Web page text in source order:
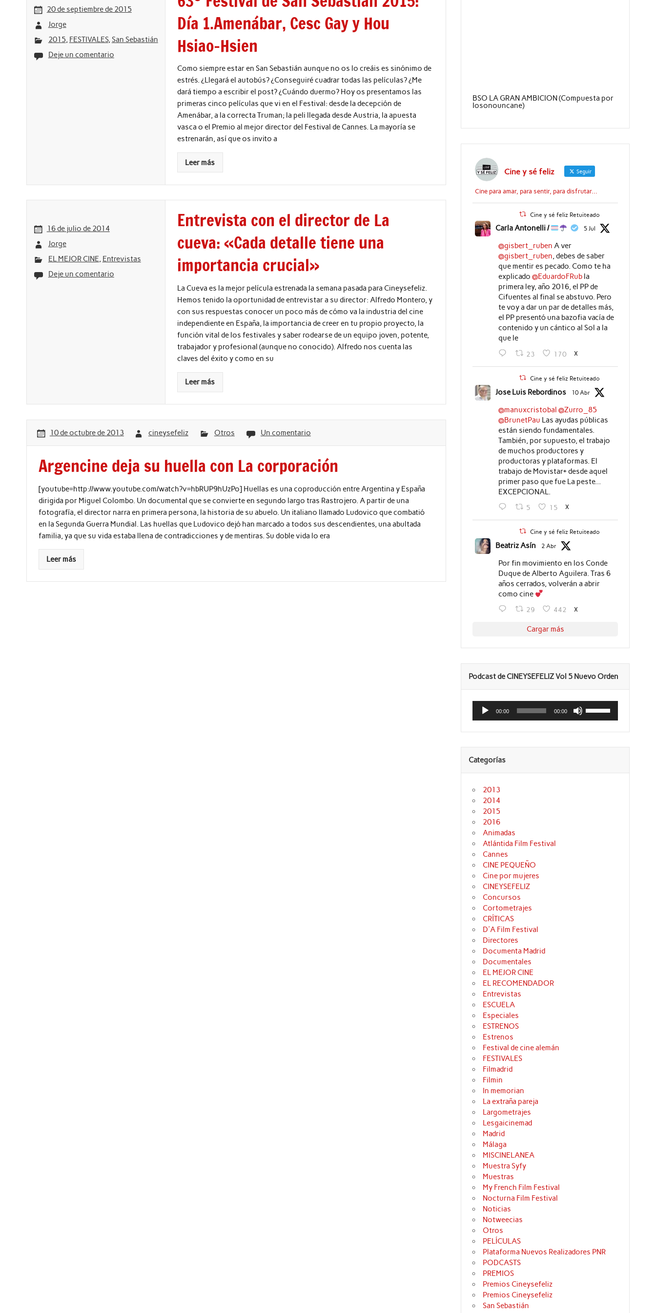
20 de septiembre de 2015
Jorge
2015, FESTIVALES, San Sebastián
Deje un comentario
Día 1.Amenábar, Cesc Gay y Hou
Hsiao-Hsien
Como siempre estar en San Sebastián aunque no os lo creáis es sinónimo de
estrés. ¿Llegará el autobús? ¿Conseguiré cuadrar todas las películas? ¿Me
dará tiempo a escribir el post? ¿Cuándo duermo? Hoy os presentamos las
primeras cinco películas que vi en el Festival: desde la decepción de
Amenábar, a la correcta Truman; la peli llegada desde Austria, la apuesta
vasca o el Premio al mejor director del Festival de Cannes. La mayoría se
estrenarán, así que os invito a
Leer más
16 de julio de 2014
Jorge
EL MEJOR CINE, Entrevistas
Deje un comentario
Entrevista con el director de La
cueva: «Cada detalle tiene una
importancia crucial»
La Cueva es la mejor película estrenada la semana pasada para Cineysefeliz.
Hemos tenido la oportunidad de entrevistar a su director: Alfredo Montero, y
con sus respuestas conocer un poco más de cómo va la industria del cine
independiente en España, la importancia de creer en tu propio proyecto, la
función vital de los festivales y saber rodearse de un equipo joven, potente,
trabajador y profesional (aunque no conocido). Alfredo nos cuenta las
claves del éxito y como en su
Leer más
10 de octubre de 2013 cineysefeliz Otros Un comentario
Argencine deja su huella con La corporación
[youtube=http://www.youtube.com/watch?v=hbRUP9hUzPo] Huellas es una coproducción entre Argentina y España
dirigida por Miguel Colombo. Un documental que se convierte en segundo largo tras Rastrojero. A partir de una
fotografía, el director narra en primera persona, la historia de su abuelo. Un italiano llamado Ludovico que combatió
en la Segunda Guerra Mundial. Las huellas que Ludovico dejó han marcado a todos sus descendientes, una abultada
familia, ya que su vida estaba llena de contradicciones y de mentiras. Su doble vida lo era
Leer más
BSO LA GRAN AMBICION (Compuesta por
Iosonouncane)
Cine y sé feliz Seguir
Cine para amar, para sentir, para disfrutar...
Cine y sé feliz Retuiteado
Carla Antonelli / 5 Jul
@gisbert_ruben A ver
@gisbert_ruben, debes de saber
que mentir es pecado. Como te ha
explicado @EduardoFRubla
primera ley, año 2016, el PP de
Cifuentes al final se abstuvo. Pero
te voy a dar un par de detalles más,
el PP presentó una bazofia vacía de
contenido y un cántico al Sol a la
que le
23 170 X
Cine y sé feliz Retuiteado
Jose Luis Rebordinos 10 Abr
@manuxcristobal @Zurro_85
@BrunetPau Las ayudas públicas
están siendo fundamentales.
También, por supuesto, el trabajo
de muchos productores y
productoras y plataformas. El
trabajo de Movistar+ desde aquel
primer paso que fue La peste...
EXCEPCIONAL.
5 15 X
Cine y sé feliz Retuiteado
Beatriz Asín 2 Abr
Por fin movimiento en los Conde
Duque de Alberto Aguilera. Tras 6
años cerrados, volverán a abrir
como cine
29 442 X
Cargar más
Podcast de CINEYSEFELIZ Vol 5 Nuevo Orden
Reproductor
audio
00:00 00:00
las
teclas
flecha
para
Categorías
2013
2014
2015
2016
Animadas
Atlántida Film Festival
Cannes
CINE PEQUEÑO
Cine por mujeres
CINEYSEFELIZ
Concursos
Cortometrajes
CRÍTICAS
D'A Film Festival
Directores
Documenta Madrid
Documentales
EL MEJOR CINE
EL RECOMENDADOR
Entrevistas
ESCUELA
Especiales
ESTRENOS
Estrenos
Festival de cine alemán
FESTIVALES
Filmadrid
Filmin
In memorian
La extraña pareja
Largometrajes
Lesgaicinemad
Madrid
Málaga
MISCINELANEA
Muestra Syfy
Muestras
My French Film Festival
Nocturna Film Festival
Noticias
Notweecias
Otros
PELÍCULAS
Plataforma Nuevos Realizadores PNR
PODCASTS
PREMIOS
Premios Cineysefeliz
Premios Cineysefeliz
San Sebastián